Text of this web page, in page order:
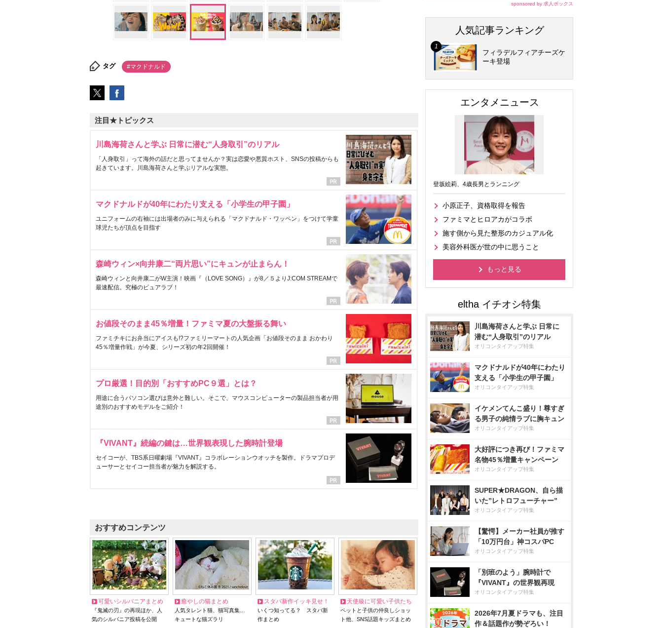
タグ #マクドナルド
注目★トピックス
川島海荷さんと学ぶ 日常に潜む“人身取引”のリアル
「人身取引」って海外の話だと思ってませんか？実は恋愛や悪質ホスト、SNSの投稿からも
起きています。川島海荷さんと学ぶリアルな実態。
マクドナルドが40年にわたり支える「小学生の甲子園」
ユニフォームの右袖には出場者のみに与えられる「マクドナルド・ワッペン」をつけて学童
球児たちが頂点を目指す
森崎ウィン×向井康二“両片思い”にキュンが止まらん！
森崎ウィンと向井康二がW主演！映画『（LOVE SONG）』が8／５よりJ:COM STREAMで
最速配信。究極のピュアラブ！
お値段そのまま45％増量！ファミマ夏の大盤振る舞い
ファミチキにお弁当にアイスも!?ファミリーマートの人気企画「お値段そのまま おかわり
45％増量作戦」が今夏、シリーズ初の年2回開催！
プロ厳選！目的別「おすすめPC９選」とは？
用途に合うパソコン選びは意外と難しい。そこで、マウスコンピューターの製品担当者が用
途別のおすすめモデルをご紹介！
『VIVANT』続編の鍵は…世界観表現した腕時計登場
セイコーが、TBS系日曜劇場『VIVANT』コラボレーションウオッチを製作。ドラマプロデ
ューサーとセイコー担当者が魅力を解説する。
おすすめコンテンツ
可愛いシルバニアまとめ
『鬼滅の刃』の再現ほか、人
気のシルバニア投稿を公開
癒やしの猫まとめ
人気タレント猫、猫写真集…
キュートな猫ズラリ
スタバ新作イッキ見せ！
いくつ知ってる？ スタバ新
作まとめ
天使級に可愛い子供たち
ペットと子供の仲良しショッ
ト他、SNS話題キッズまとめ
sponsored by 求人ボックス
人気記事ランキング
フィラデルフィアチーズケ
ーキ登場
エンタメニュース
登坂絵莉、4歳長男とランニング
小原正子、資格取得を報告
ファミマとヒロアカがコラボ
施す側から見た整形のカジュアル化
美容外科医が世の中に思うこと
もっと見る
川島海荷さんと学ぶ 日常に
潜む“人身取引”のリアル
オリコンタイアップ特集
マクドナルドが40年にわたり
支える「小学生の甲子園」
オリコンタイアップ特集
イケメンてんこ盛り！尊すぎ
る男子の純情ラブに胸キュン
オリコンタイアップ特集
大好評につき再び！ファミマ
名物45％増量キャンペーン
オリコンタイアップ特集
SUPER★DRAGON、自ら描
いた”レトロフューチャー”
オリコンタイアップ特集
【驚愕】メーカー社員が推す
「10万円台」神コスパPC
オリコンタイアップ特集
「別班のよう」腕時計で
『VIVANT』の世界観再現
オリコンタイアップ特集
2026年7月夏ドラマも、注目
作＆話題作が勢ぞろい！